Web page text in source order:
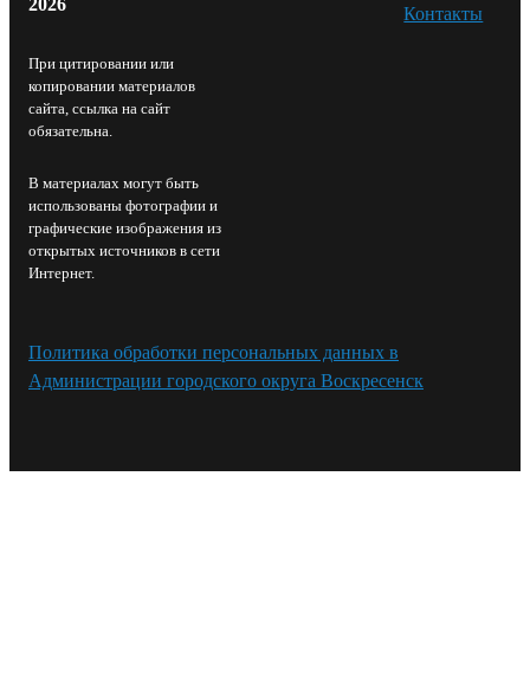
При цитировании или
копировании материалов
сайта, ссылка на сайт
обязательна.
В материалах могут быть
использованы фотографии и
графические изображения из
открытых источников в сети
Интернет.
Контакты⁠
Политика обработки персональных данных в
Администрации городского округа Воскресенск